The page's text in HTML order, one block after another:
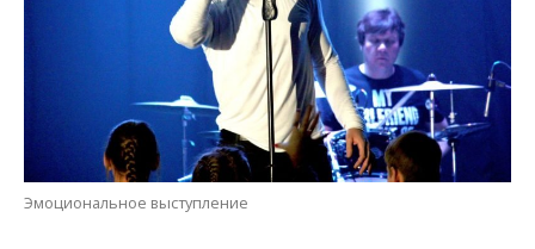
Эмоциональное выступление